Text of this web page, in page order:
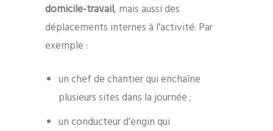
domicile-travail, mais aussi des
déplacements internes à l’activité. Par
exemple :
un chef de chantier qui enchaîne
plusieurs sites dans la journée ;
un conducteur d’engin qui